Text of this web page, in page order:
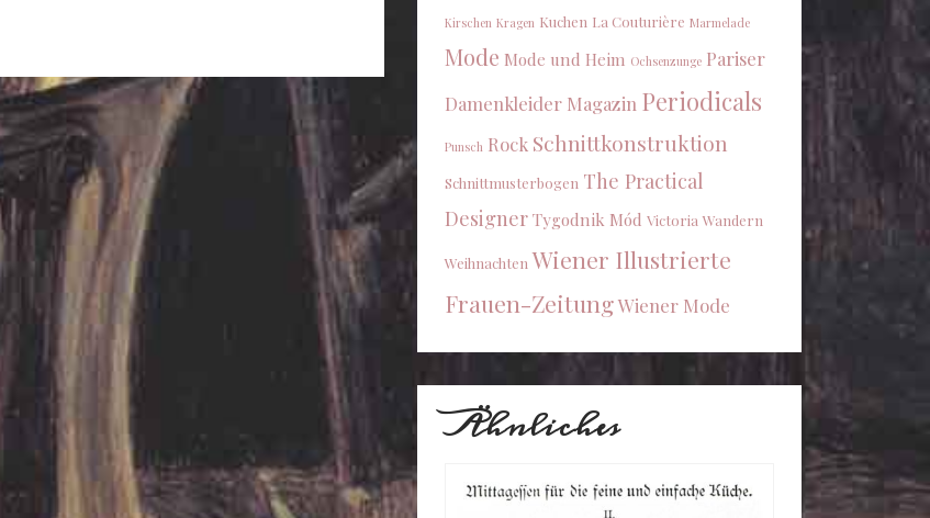
Kirschen Kragen Kuchen La Couturière Marmelade
Mode Mode und Heim Ochsenzunge Pariser
Damenkleider Magazin Periodicals
Punsch Rock Schnittkonstruktion
Schnittmusterbogen The Practical
Designer Tygodnik Mód Victoria Wandern
Weihnachten Wiener Illustrierte
Frauen-ZeitungWiener Mode
Ähnliches